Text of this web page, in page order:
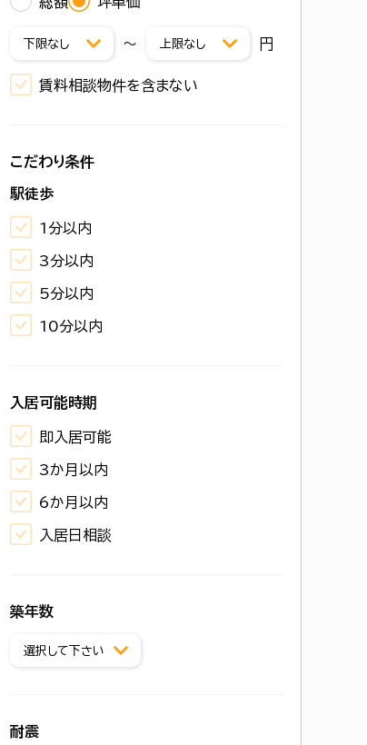
〜 円
賃料相談物件を含まない
こだわり条件
駅徒歩
1分以内
3分以内
5分以内
10分以内
入居可能時期
即入居可能
3か月以内
6か月以内
入居日相談
築年数
耐震